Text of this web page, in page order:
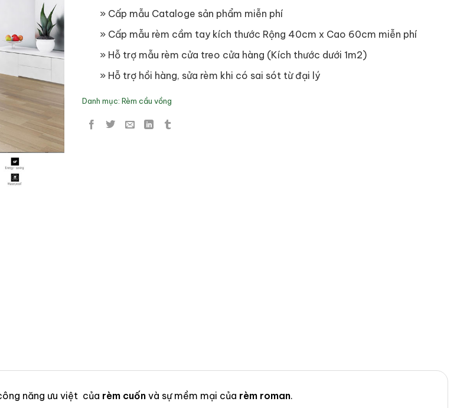
» Cấp mẫu Cataloge sản phẩm miễn phí
» Cấp mẫu rèm cầm tay kích thước Rộng 40cm x Cao 60cm miễn phí
» Hỗ trợ mẫu rèm cửa treo cửa hàng (Kích thước dưới 1m2)
» Hỗ trợ hồi hàng, sửa rèm khi có sai sót từ đại lý
Danh mục: Rèm cầu vồng
năng ưu việt của rèm cuốn và sự mềm mại của rèm roman.